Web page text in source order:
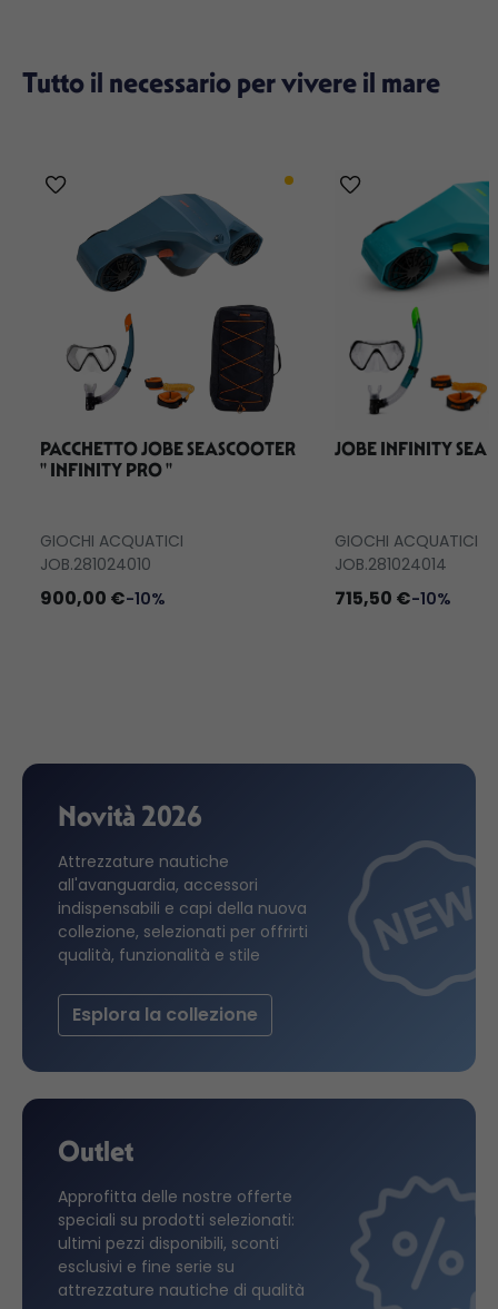
Tutto il necessario per vivere il mare
PACCHETTO JOBE SEASCOOTER
'' INFINITY PRO ''
GIOCHI ACQUATICI
JOB.281024010
900,00 €-10%
JOBE INFINITY SEA
GIOCHI ACQUATICI
JOB.281024014
715,50 €-10%
Novità 2026
Attrezzature nautiche
all'avanguardia, accessori
indispensabili e capi della nuova
collezione, selezionati per offrirti
qualità, funzionalità e stile
Esplora la collezione
Outlet
Approfitta delle nostre offerte
speciali su prodotti selezionati:
ultimi pezzi disponibili, sconti
esclusivi e fine serie su
attrezzature nautiche di qualità